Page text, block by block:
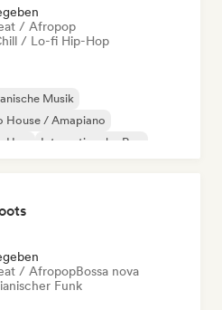
/ Afropop
/ Lo-fi Hip-Hop
Musik
House / Amapiano
Hop
Internationaler Rap
/ AfropopBossa nova
Funk